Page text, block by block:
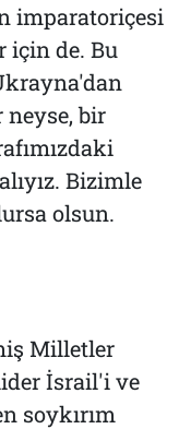
imparatoriçesi
için de. Bu
neyse, bir
Bizimle
olsun.
Milletler
İsrail'i ve
soykırım